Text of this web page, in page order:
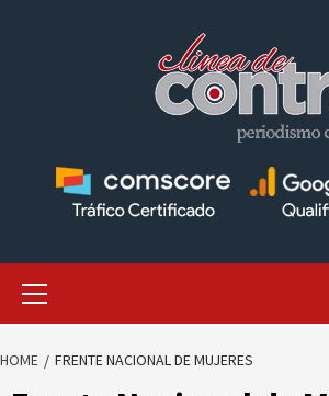
HOME FRENTE NACIONAL DE MUJERES